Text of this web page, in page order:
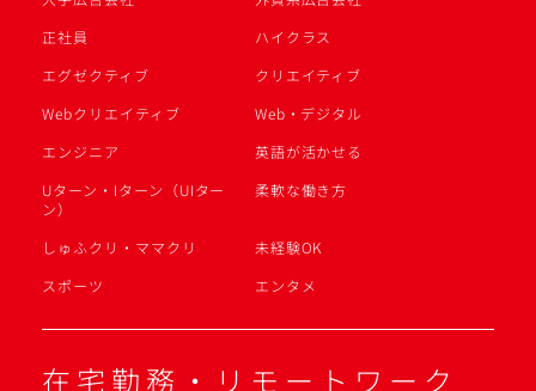
正社員
ハイクラス
エグゼクティブ
クリエイティブ
Webクリエイティブ
Web・デジタル
エンジニア
英語が活かせる
Uターン・Iターン（UIター
ン）
柔軟な働き方
しゅふクリ・ママクリ
未経験OK
スポーツ
エンタメ
在宅勤務・リモートワーク